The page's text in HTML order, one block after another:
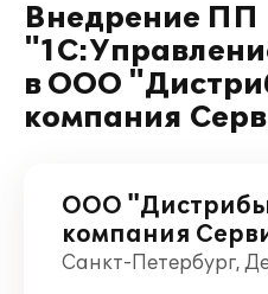
Внедрение ПП
в ООО
компания
ООО
компания
Санкт-Петербург,